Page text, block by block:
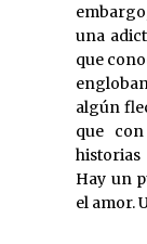
una
que
algún
que
Hay un
el amor.